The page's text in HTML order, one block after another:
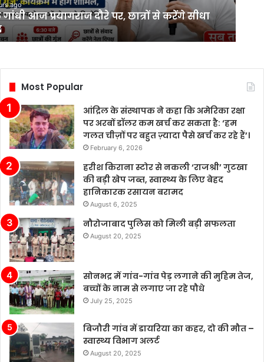
ago
गांधी आज प्रयागराज दौरे पर, छात्रों से करेंगे सीधा
Most Popular
आंद्रिल के संस्थापक ने कहा कि अमेरिका रक्षा
पर अरबों डॉलर कम खर्च कर सकता है: ‘हम
गलत चीज़ों पर बहुत ज़्यादा पैसे खर्च कर रहे हैं’।
February 6, 2026
हरीश किराना स्टोर से नकली ‘राजश्री’ गुटखा
की बड़ी खेप जब्त, स्वास्थ्य के लिए बेहद
हानिकारक रसायन बरामद
August 6, 2025
नौरोजाबाद पुलिस को मिली बड़ी सफलता
August 20, 2025
सोनभद्र में गांव-गांव पेड़ लगाने की मुहिम तेज,
बच्चों के नाम से लगाए जा रहे पौधे
July 25, 2025
बिजौरी गांव में डायरिया का कहर, दो की मौत –
स्वास्थ्य विभाग अलर्ट
August 20, 2025